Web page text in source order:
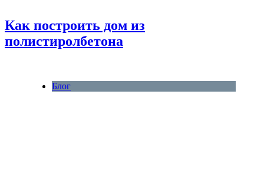
Как построить дом из
полистиролбетона
Блог